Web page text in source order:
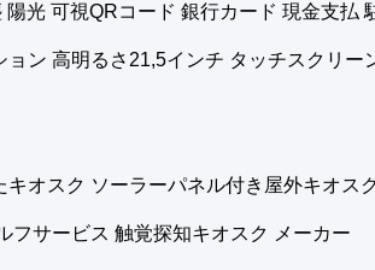
陽光 可視QRコード 銀行カード 現金支払
ョン 高明るさ21,5インチ タッチスクリー
キオスク ソーラーパネル付き屋外キオ
フサービス 触覚探知キオスク メーカー